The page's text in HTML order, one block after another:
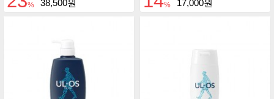
% 38,500원 % 17,000원